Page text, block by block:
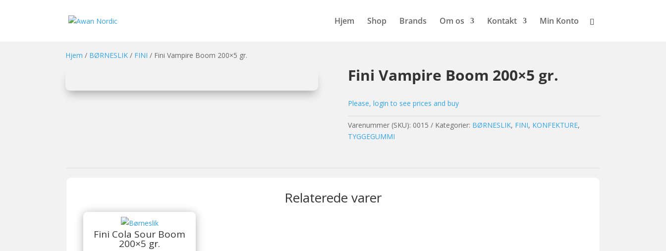
Hjem Shop Brands Om os Kontakt Min Konto
Hjem / BØRNESLIK / FINI / Fini Vampire Boom 200×5 gr.
Fini Vampire Boom 200×5 gr.
Please, login to see prices and buy
Varenummer (SKU): 0015 Kategorier: BØRNESLIK, FINI, KONFEKTURE,
TYGGEGUMMI
Relaterede varer
Fini Cola Sour Boom
200×5 gr.